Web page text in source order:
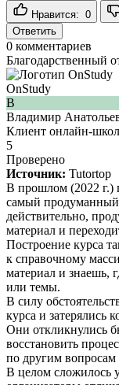
Нравится: 0
Ответить
0 комментариев
Благодарственный
OnStudy
В
Владимир
Клиент онлайн-
5
Проверено
Источник: Tutortop
В прошлом (2022 г.)
самый продуманный
действительно,
материал и
Построение курса
к справочному
материал и знаешь,
или темы.
В силу
курса и затерялись
Они откликнулись
восстановить
по другим вопросам
В целом сложилось